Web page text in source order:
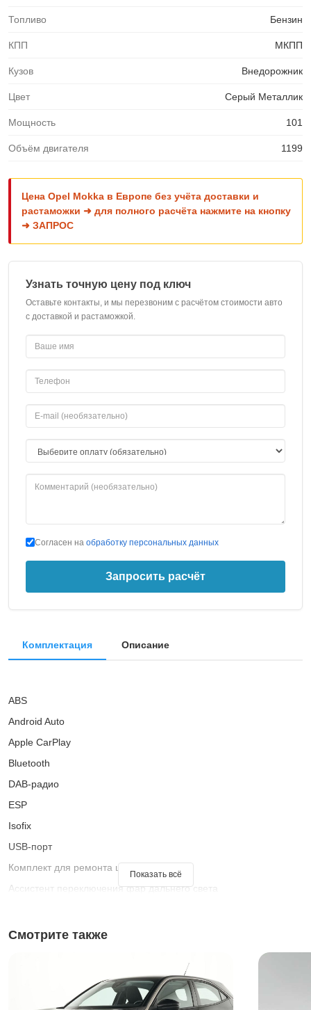
Топливо Бензин
КПП МКПП
Кузов Внедорожник
Цвет Серый Металлик
Мощность 101
Объём двигателя 1199
Цена Opel Mokka в Европе без учёта доставки и
растаможки ➜ для полного расчёта нажмите на кнопку
➜ ЗАПРОС
Узнать точную цену под ключ
Оставьте контакты, и мы перезвоним с расчётом стоимости авто
с доставкой и растаможкой.
Согласен на обработку персональных данных
Запросить расчёт
Комплектация Описание
ABS
Android Auto
Apple CarPlay
Bluetooth
DAB-радио
ESP
Isofix
USB-порт
Комплект для ремонта шин
Ассистент переключения фар дальнего света
Беспроводная зарядка для смартфонов
Встроенный музыкальный стриминг
Показать всё
Смотрите также